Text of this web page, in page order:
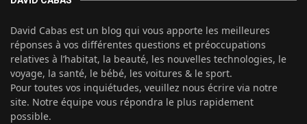
David Cabas est un blog qui vous apporte les meilleures
réponses à vos différentes questions et préoccupations
relatives à l’habitat, la beauté, les nouvelles technologies, le
voyage, la santé, le bébé, les voitures & le sport.
Pour toutes vos inquiétudes, veuillez nous écrire via notre
site. Notre équipe vous répondra le plus rapidement
possible.